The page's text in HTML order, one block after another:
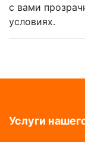
с вами
условиях.
Услуги